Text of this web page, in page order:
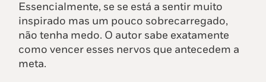
Essencialmente, se se está a sentir muito
inspirado mas um pouco sobrecarregado,
não tenha medo. O autor sabe exatamente
como vencer esses nervos que antecedem a
meta.